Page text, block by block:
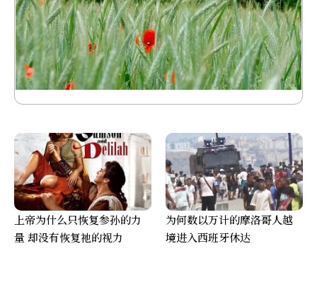
上帝为什么只恢复参孙的力
量 却没有恢复祂的视力
为何数以万计的摩洛哥人越
境进入西班牙休达